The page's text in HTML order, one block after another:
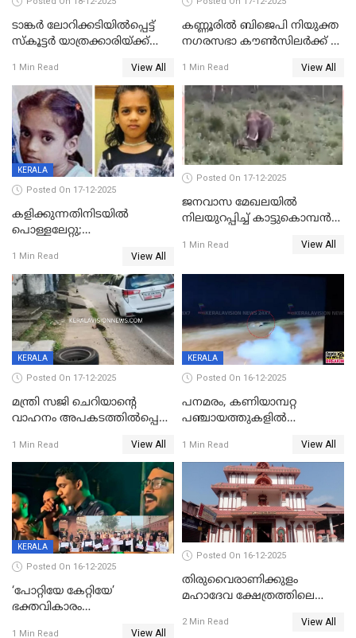
ടാങ്കർ ലോറിക്കടിയിൽപ്പെട്ട്
സ്കൂട്ടർ യാത്രക്കാരിയ്ക്ക്
കണ്ടോത്ത് ദേശീയ പാതയിൽ
1 Min Read View All
കണ്ണൂരിൽ ബിജെപി നിയുക്ത
നഗരസഭാ കൗൺസിലർക്ക് 36
1 Min Read View All
KERALA
Posted On 17-12-2025
കളിക്കുന്നതിനിടയിൽ
പൊള്ളലേറ്റു;
ക്ലാസ് വിദ്യാർത്ഥിനി മരിച്ചു
1 Min Read View All
Posted On 17-12-2025
ജനവാസ മേഖലയില്‍
നിലയുറപ്പിച്ച് കാട്ടുകൊമ്പന്‍
1 Min Read View All
KERALA
Posted On 17-12-2025
മന്ത്രി സജി ചെറിയാന്റെ
വാഹനം അപകടത്തിൽപ്പെട്ടു;
രക്ഷപ്പെട്ടത് തലനാരിടയ്ക്ക്
1 Min Read View All
KERALA
Posted On 16-12-2025
പനമരം, കണിയാമ്പറ്റ
പഞ്ചായത്തുകളിൽ
സ്ഥാപനങ്ങൾക്ക് അവധി
1 Min Read View All
KERALA
Posted On 16-12-2025
‘പോറ്റിയേ കേറ്റിയേ’
ഭക്തവികാരം
1 Min Read View All
Posted On 16-12-2025
തിരുവൈരാണിക്കുളം
മഹാദേവ ക്ഷേത്രത്തിലെ
ജനുവരി 2 ന് തുടക്കമാകും
2 Min Read View All